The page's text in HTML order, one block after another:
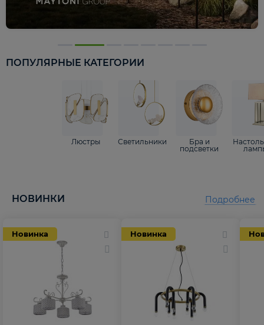
ПОПУЛЯРНЫЕ КАТЕГОРИИ
Люстры Светильники
Бра и
подсветки
НОВИНКИ
Новинка Новинка
Подробнее